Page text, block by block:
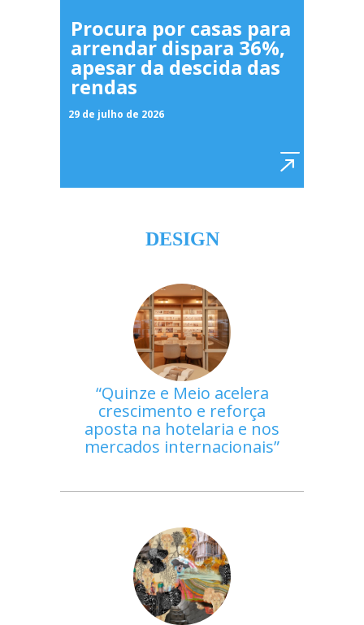
Procura por casas para
arrendar dispara 36%,
apesar da descida das
rendas
29 de julho de 2026
DESIGN
Quinze e Meio acelera
crescimento e reforça
aposta na hotelaria e nos
mercados internacionais